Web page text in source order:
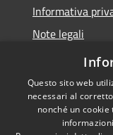
Informativa
Note legali
Dichiarazione
Questo sito web
necessari al
nonché un